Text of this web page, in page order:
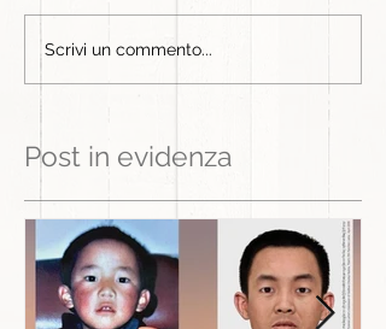
Scrivi un commento...
Post in evidenza